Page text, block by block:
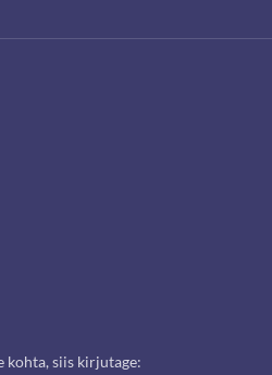
kohta, siis kirjutage: